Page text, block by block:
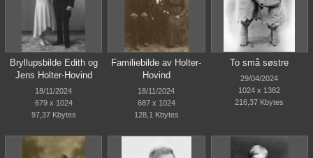
Bryllupsbilde Edith og
Jens Holter-Hovind
18/11/2024
679 x 1024
97,37 Kbytes
Familiebilde av Holter-
Hovind
18/11/2024
687 x 1024
128,1 Kbytes
To små søstre
29/04/2024
1024 x 1382
216,37 Kbytes